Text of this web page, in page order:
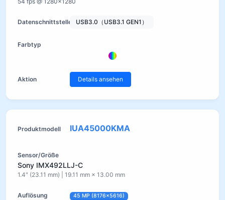
USB3.0（USB3.1 GEN1）
Details ansehen
IUA45000KMA
Sony IMX492LLJ-C
1.4" (23.11 mm) | 19.11 mm × 13.00 mm
45 MP (8176×5616)